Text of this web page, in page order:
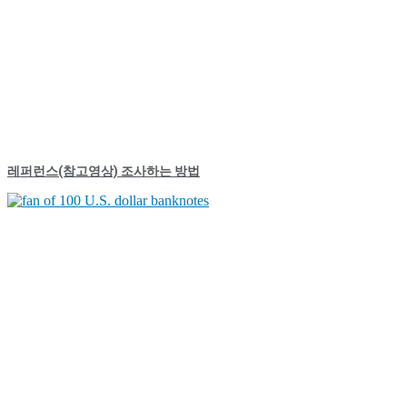
레퍼런스(참고영상) 조사하는 방법